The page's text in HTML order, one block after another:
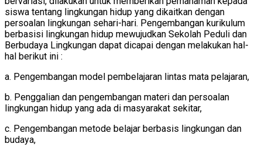
siswa tentang lingkungan hidup yang dikaitkan dengan
persoalan lingkungan sehari-hari. Pengembangan kurikulum
berbasisi lingkungan hidup mewujudkan Sekolah Peduli dan
Berbudaya Lingkungan dapat dicapai dengan melakukan hal-
hal berikut ini :
a. Pengembangan model pembelajaran lintas mata pelajaran,
b. Penggalian dan pengembangan materi dan persoalan
lingkungan hidup yang ada di masyarakat sekitar,
c. Pengembangan metode belajar berbasis lingkungan dan
budaya,